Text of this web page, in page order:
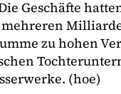
Geschäfte
zu hohen
(hoe)